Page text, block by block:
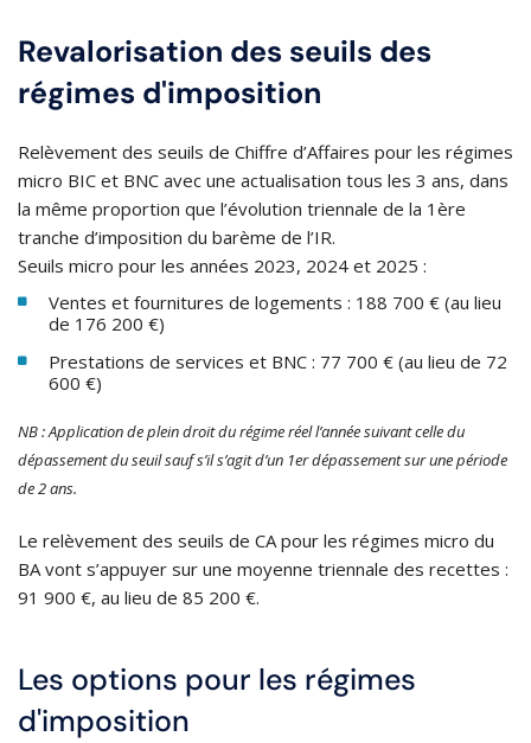
Revalorisation des seuils des
régimes d'imposition
Relèvement des seuils de Chiffre d’Affaires pour les régimes
micro BIC et BNC avec une actualisation tous les 3 ans, dans
la même proportion que l’évolution triennale de la 1ère
tranche d’imposition du barème de l’IR.
Seuils micro pour les années 2023, 2024 et 2025 :
Ventes et fournitures de logements : 188 700 € (au lieu
de 176 200 €)
Prestations de services et BNC : 77 700 € (au lieu de 72
600 €)
NB : Application de plein droit du régime réel l’année suivant celle du
dépassement du seuil sauf s’il s’agit d’un 1er dépassement sur une période
de 2 ans.
Le relèvement des seuils de CA pour les régimes micro du
BA vont s’appuyer sur une moyenne triennale des recettes :
91 900 €, au lieu de 85 200 €.
Les options pour les régimes
d'imposition